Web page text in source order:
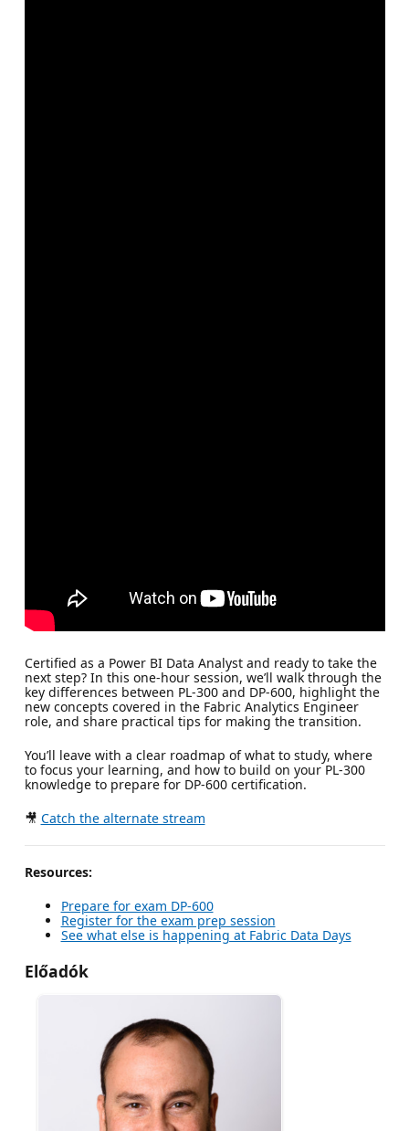
Certified as a Power BI Data Analyst and ready to take the
next step? In this one-hour session, we’ll walk through the
key differences between PL-300 and DP-600, highlight the
new concepts covered in the Fabric Analytics Engineer
role, and share practical tips for making the transition.
You’ll leave with a clear roadmap of what to study, where
to focus your learning, and how to build on your PL-300
knowledge to prepare for DP-600 certification.
🎥 Catch the alternate stream
Resources:
Prepare for exam DP-600
Register for the exam prep session
See what else is happening at Fabric Data Days
Előadók